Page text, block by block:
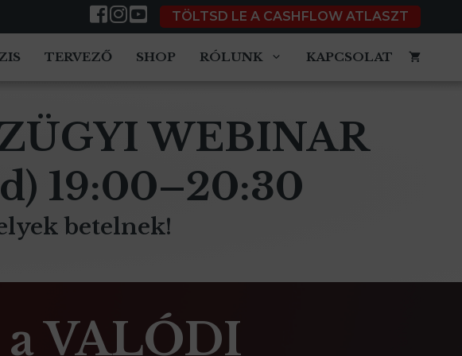
TÖLTSD LE A CASHFLOW ATLASZT
TERVEZŐ SHOP RÓLUNK KAPCSOLAT
WEBINAR
19:00–20:30
betelnek!
VALÓDI